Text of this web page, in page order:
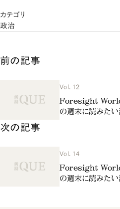
カテゴリ
政治
前の記事
Vol. 12
Foresight
の週末に読みたい
次の記事
Vol. 14
Foresight
の週末に読みたい